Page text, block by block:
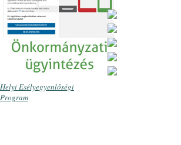
Helyi Esélyegyenlőségi
Program